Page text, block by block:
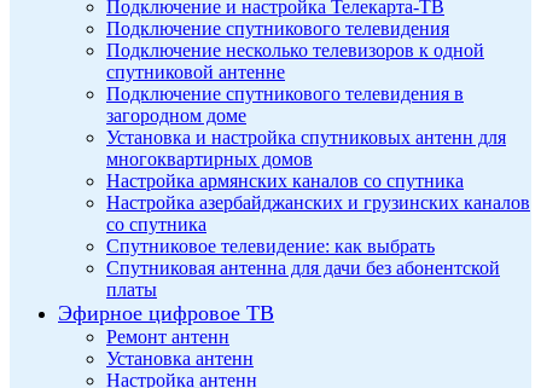
Подключение и настройка Телекарта-ТВ
Подключение спутникового телевидения
Подключение несколько телевизоров к одной
спутниковой антенне
Подключение спутникового телевидения в
загородном доме
Установка и настройка спутниковых антенн для
многоквартирных домов
Настройка армянских каналов со спутника
Настройка азербайджанских и грузинских каналов
со спутника
Спутниковое телевидение: как выбрать
Спутниковая антенна для дачи без абонентской
платы
Эфирное цифровое ТВ
Ремонт антенн
Установка антенн
Настройка антенн